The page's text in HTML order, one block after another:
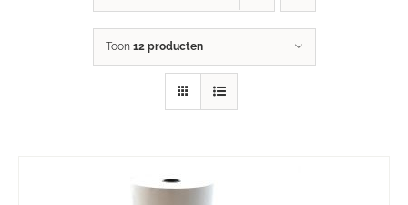
Toon 12 producten